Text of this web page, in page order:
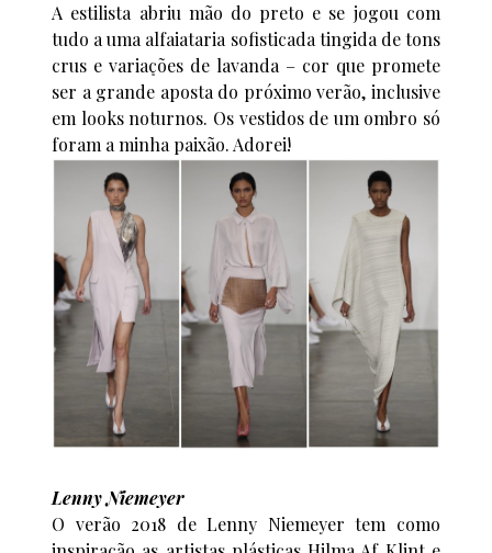
A estilista abriu mão do preto e se jogou com
tudo a uma alfaiataria sofisticada tingida de tons
crus e variações de lavanda – cor que promete
ser a grande aposta do próximo verão, inclusive
em looks noturnos. Os vestidos de um ombro só
foram a minha paixão. Adorei!
Lenny Niemeyer
O verão 2018 de Lenny Niemeyer tem como